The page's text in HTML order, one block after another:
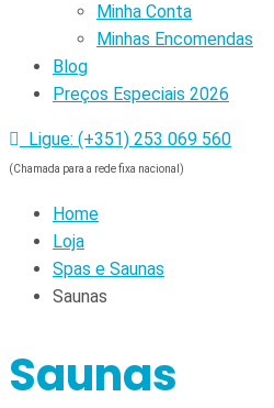
Minha Conta
Minhas Encomendas
Blog
Preços Especiais 2026
Ligue: (+351) 253 069 560
(Chamada para a rede fixa nacional)
Home
Loja
Spas e Saunas
Saunas
Saunas